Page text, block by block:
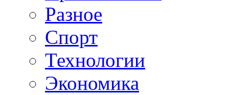
Разное
Спорт
Технологии
Экономика